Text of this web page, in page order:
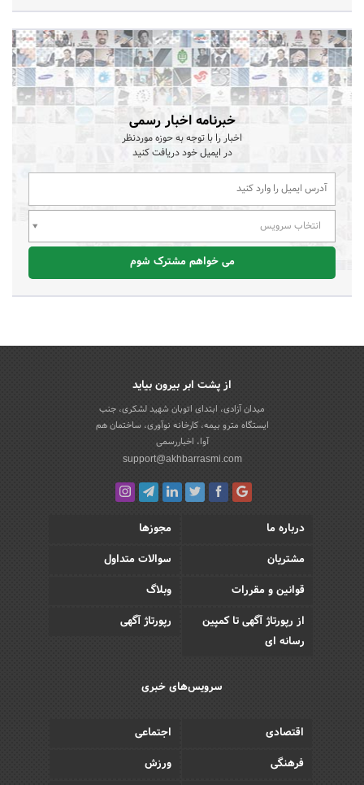
خبرنامه اخبار رسمی
اخبار را با توجه به حوزه موردنظر
در ایمیل خود دریافت کنید
انتخاب سرویس
می خواهم مشترک شوم
از پشت ابر بیرون بیاید
میدان آزادی، ابتدای اتوبان شهید لشکری، جنب
ایستگاه مترو بیمه، کارخانه نوآوری، ساختمان هم
آوا، اخباررسمی
support@akhbarrasmi.com
درباره ما
مجوزها
مشتریان
سوالات متداول
قوانین و مقررات
وبلاگ
از رپورتاژ آگهی تا کمپین
رسانه ای
رپورتاژ آگهی
سرویس‌های خبری
اقتصادی
اجتماعی
فرهنگی
ورزش